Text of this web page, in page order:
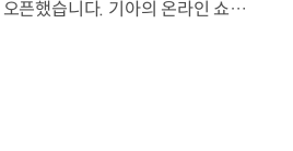
기아가 새로운 개념의 온라인 커뮤니티 커머스 '기아샵'을 오픈했습니다. 기아의 온라인 쇼핑몰, ‘카앤라이프몰’을 전면 개편해 재탄생한 기아샵은 차종별 맞춤형 상품과 서비스 제공은 물론 가전과 뷰티, 레저 등 라이프스타일 전반에 걸친 상품을 판매합니다. 뿐만 아니라 기아는 고객 체험단, 크라우드 펀딩 등 특화 기능을 추가해 고객과의 소통을 강화한 커뮤니티 커머스에 집중하고 있으며, 구매한 상품을 지정된 ‘오토큐’에서 장착할 수 있는 ‘원스톱 장착 서비스’도 도입합니다.